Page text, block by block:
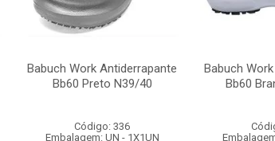
Babuch Work Antiderrapante
Bb60 Preto N39/40
Código: 336
Embalagem: UN - 1X1UN
Babuch
Bb60